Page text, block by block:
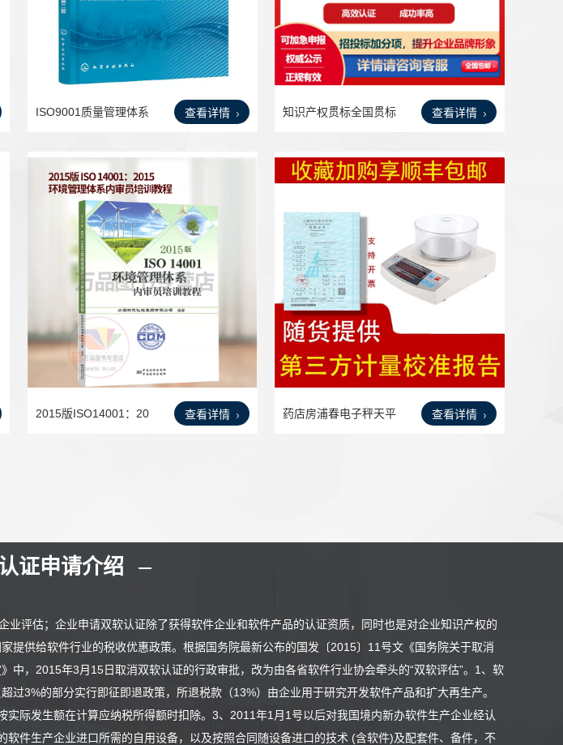
查看详情
ISO9001质量管理体系
查看详情
知识产权贯标全国贯标
查看详情
2015版ISO14001：20
查看详情
药店房浦春电子秤天平
证申请介绍
业评估；企业申请双软认证除了获得软件企业和软件产品的认证资质，同时也是对企业知识产权的
提供给软件行业的税收优惠政策。根据国务院最新公布的国发〔2015〕11号文《国务院关于取消
中，2015年3月15日取消双软认证的行政审批，改为由各省软件行业协会牵头的“双软评估”。1、软
过3%的部分实行即征即退政策，所退税款（13%）由企业用于研究开发软件产品和扩大再生产。
实际发生额在计算应纳税所得额时扣除。3、2011年1月1号以后对我国境内新办软件生产企业经认
软件生产企业进口所需的自用设备，以及按照合同随设备进口的技术 (含软件)及配套件、备件，不